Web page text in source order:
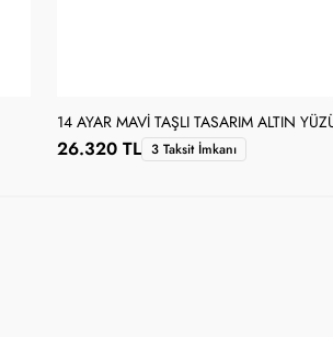
14 AYAR MAVI TAŞLI TASARIM ALTIN
26.320 TL 3 Taksit İmkanı